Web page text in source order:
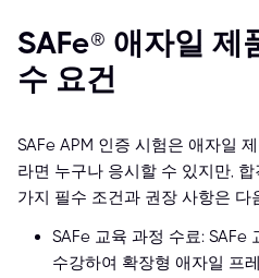
SAFe® 애자일 제
수 요건
SAFe APM 인증 시험은 애자일
라면 누구나 응시할 수 있지만,
가지 필수 조건과 권장 사항은 다
SAFe 교육 과정 수료: SAFe
수강하여 확장형 애자일 프